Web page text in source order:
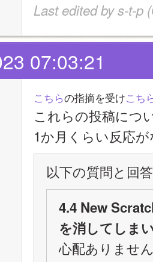
Last edited by s-t-p
07:03:21
こちらの指摘を受けこち
これらの投稿につ
1か月くらい反応
以下の質問と回
4.4 New
を消してしま
心配ありませ